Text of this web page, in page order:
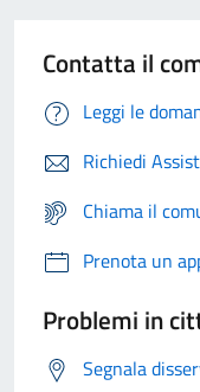
Contatta il
Leggi le
Richiedi
Chiama il
Prenota un
Problemi in
Segnala